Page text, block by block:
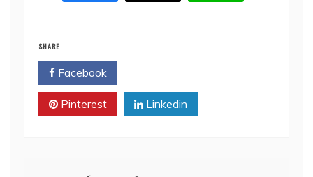
SHARE
Facebook
Pinterest Linkedin